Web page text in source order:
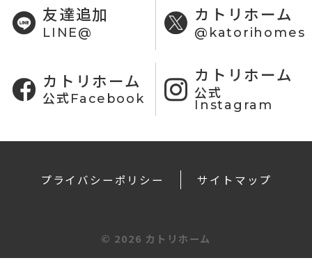
友達追加
LINE@
カトリホーム
@katorihomes
カトリホーム
公式Facebook
カトリホーム
公式
Instagram
プライバシーポリシー サイトマップ
© 2026 カトリホーム